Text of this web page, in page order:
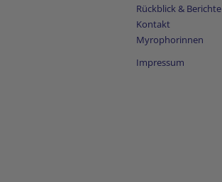
Rückblick & Berichte
Kontakt
Myrophorinnen
Impressum